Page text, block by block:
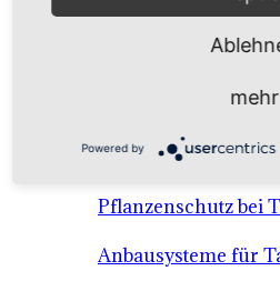
Anbausysteme & Recht
Tafeltrauben A-Z
Tafeltraubenanbau
Voraussetzungen
Pflanzenschutz bei
Anbausysteme für
mehr
Powered by